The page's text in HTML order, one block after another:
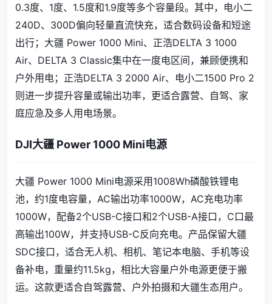
0.3度、1度、1.5度和1.9度等多个容量段。其中，电小二
240D、300D偏向轻量直流快充，适合数码设备和短途
出行；大疆 Power 1000 Mini、正浩DELTA 3 1000
Air、DELTA 3 Classic集中在一度电区间，兼顾便携和
户外用电；正浩DELTA 3 2000 Air、电小二1500 Pro 2
则进一步提升容量或输出功率，更适合露营、自驾、家
庭应急及多人用电场景。
DJI大疆 Power 1000 Mini电源
大疆 Power 1000 Mini电源采用1008Wh磷酸铁锂电
池，约1度电容量，AC输出功率1000W，AC充电功率
1000W，配备2个USB-C接口和2个USB-A接口，C口最
高输出100W，并支持USB-C反向充电。产品保留大疆
SDC接口，适合无人机、相机、笔记本电脑、手机等设
备补电，重量约11.5kg，相比大容量户外电源更便于搬
运。这款更适合自驾露营、户外拍摄和大疆生态用户。